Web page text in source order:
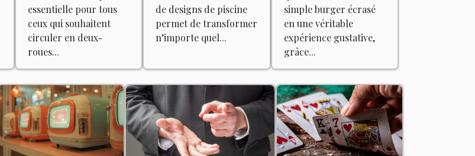
essentielle pour tous
ceux qui souhaitent
circuler en deux-
roues...
piscine
de designs de piscine
permet de transformer
n’importe quel...
avec des
produits du
terroir
simple burger écrasé
en une véritable
expérience gustative,
grâce...